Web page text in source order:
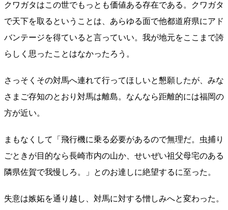
クワガタはこの世でもっとも価値ある存在である。クワガタ
で天下を取るということは、あらゆる面で他都道府県にアド
バンテージを得ていると言っていい。我が地元をここまで誇
らしく思ったことはなかったろう。
さっそくその対馬へ連れて行ってほしいと懇願したが、みな
さまご存知のとおり対馬は離島。なんなら距離的には福岡の
方が近い。
まもなくして「飛行機に乗る必要があるので無理だ。虫捕り
ごときが目的なら長崎市内の山か、せいぜい祖父母宅のある
隣県佐賀で我慢しろ。」とのお達しに絶望するに至った。
失意は嫉妬を通り越し、対馬に対する憎しみへと変わった。